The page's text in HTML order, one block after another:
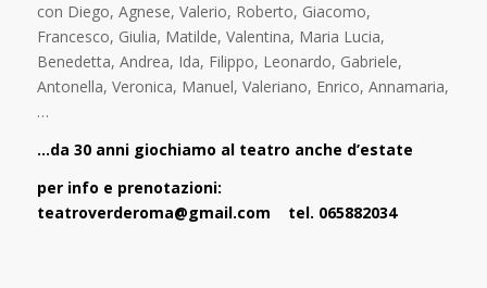
con Diego, Agnese, Valerio, Roberto, Giacomo,
Francesco, Giulia, Matilde, Valentina, Maria Lucia,
Benedetta, Andrea, Ida, Filippo, Leonardo, Gabriele,
Antonella, Veronica, Manuel, Valeriano, Enrico, Annamaria,
…
…da 30 anni giochiamo al teatro anche d’estate
per info e prenotazioni:
teatroverderoma@gmail.com tel. 065882034